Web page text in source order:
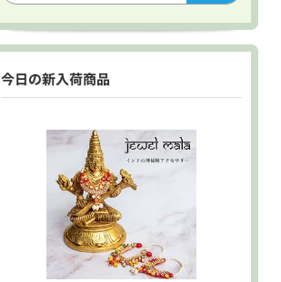
今日の新入荷商品